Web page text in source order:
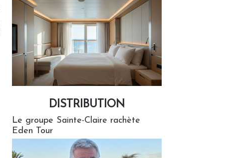
DISTRIBUTION
Le groupe Sainte-Claire rachète
Eden Tour